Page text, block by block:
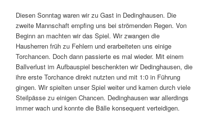
Diesen Sonntag waren wir zu Gast in Dedinghausen. Die
zweite Mannschaft empfing uns bei strömenden Regen. Von
Beginn an machten wir das Spiel. Wir zwangen die
Hausherren früh zu Fehlern und erarbeiteten uns einige
Torchancen. Doch dann passierte es mal wieder. Mit einem
Ballverlust im Aufbauspiel beschenkten wir Dedinghausen, die
ihre erste Torchance direkt nutzten und mit 1:0 in Führung
gingen. Wir spielten unser Spiel weiter und kamen durch viele
Steilpässe zu einigen Chancen. Dedinghausen war allerdings
immer wach und konnte die Bälle konsequent verteidigen.